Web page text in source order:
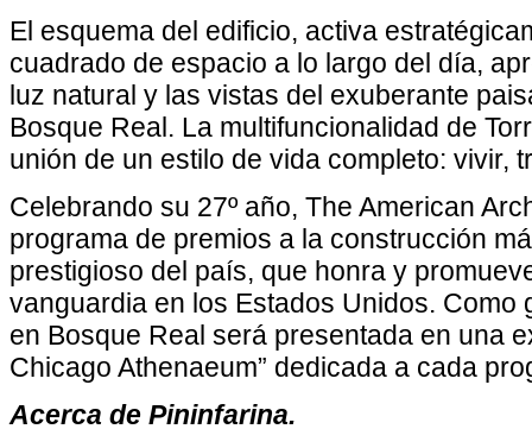
El esquema del edificio, activa
cuadrado de espacio a lo largo del día,
luz natural y las vistas del exuberante
Bosque Real. La multifuncionalidad de
unión de un estilo de vida completo: vivir,
Celebrando su 27º año, The American
programa de premios a la construcción
prestigioso del país, que honra y
vanguardia en los Estados Unidos. Como
en Bosque Real será presentada en una
Chicago Athenaeum” dedicada a cada
Acerca de Pininfarina.